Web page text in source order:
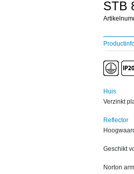
STB
Huis
Verzinkt
Reflector
Geschikt
Norton